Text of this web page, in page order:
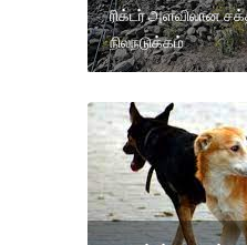
ரிக்டர் அளவிலான
நிலநடுக்கம்